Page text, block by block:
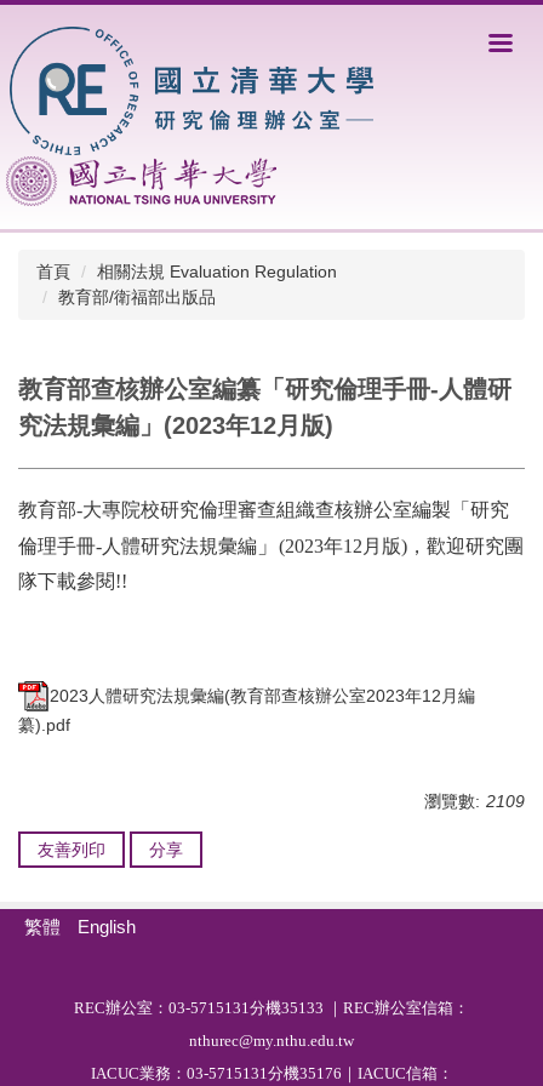
到
主
要
內
區
首頁
相關法規 Evaluation Regulation
教育部/衛福部出版品
教育部查核辦公室編纂「研究倫理手冊-人體研
究法規彙編」(2023年12月版)
教育部-大專院校研究倫理審查組織查核辦公室編製「研究
倫理手冊-人體研究法規彙編 」 (2023年12月版)， 歡迎研究團
隊下載參閱!!
2023人體研究法規彙編(教育部查核辦公室2023年12月編
纂).pdf
瀏覽數: 2109
友善列印 分享
繁體 English
REC辦公室：03-5715131分機35133 ｜REC辦公室信箱：
nthurec@my.nthu.edu.tw
IACUC業務：03-5715131分機35176｜IACUC信箱：